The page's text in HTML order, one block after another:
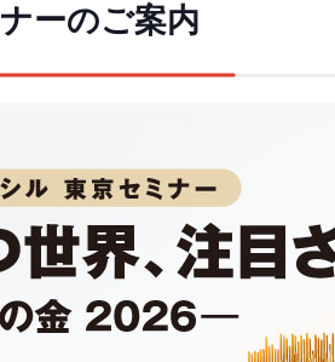
ナーのご案内